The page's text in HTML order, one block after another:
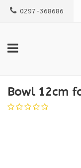
0297-368686
Bowl 12cm